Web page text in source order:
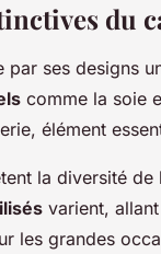
du
par ses designs
comme la soie
élément
la diversité
varient,
les grandes